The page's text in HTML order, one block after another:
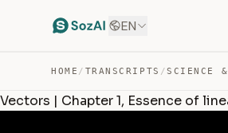
EN
HOME / TRANSCRIPTS /SCIENCE
Vectors | Chapter 1, Essence of